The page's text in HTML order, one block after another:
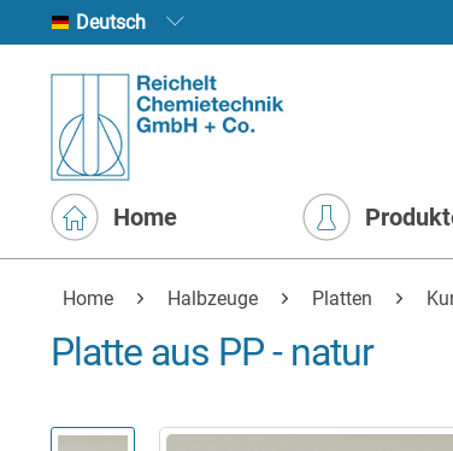
Deutsch
Home
Home Halbzeuge Platten
Platte aus PP - natur